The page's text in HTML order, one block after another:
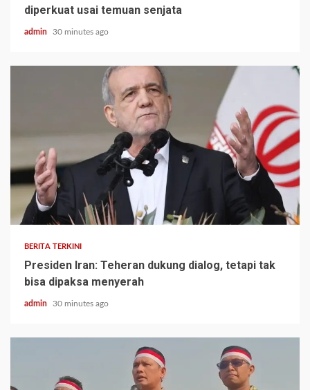
diperkuat usai temuan senjata
admin 30 minutes ago
BERITA TERKINI
Presiden Iran: Teheran dukung dialog, tetapi tak
bisa dipaksa menyerah
admin 30 minutes ago